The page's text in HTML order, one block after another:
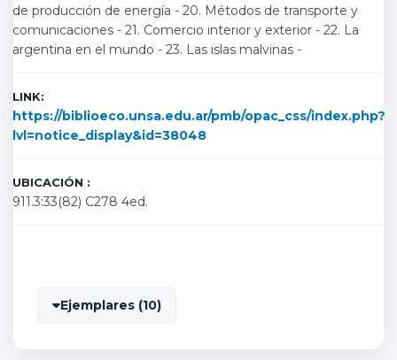
de producción de energía - 20. Métodos de transporte y
comunicaciones - 21. Comercio interior y exterior - 22. La
argentina en el mundo - 23. Las islas malvinas -
LINK:
https://biblioeco.unsa.edu.ar/pmb/opac_css/index.php?
lvl=notice_display&id=38048
UBICACIÓN :
911.3:33(82) C278 4ed.
Ejemplares (10)